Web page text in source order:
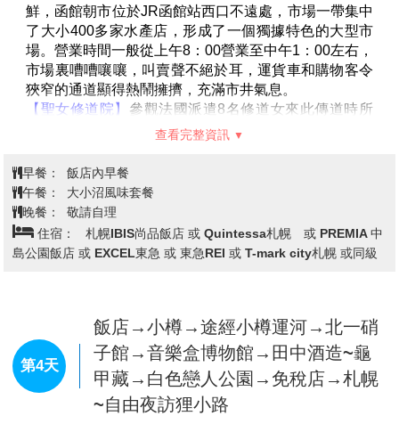
鮮，函館朝市位於JR函館站西口不遠處，市場一帶集中
了大小400多家水產店，形成了一個獨據特色的大型市
場。營業時間一般從上午8：00營業至中午1：00左右，
市場裏嘈嘈嚷嚷，叫賣聲不絕於耳，運貨車和購物客令
狹窄的通道顯得熱鬧擁擠，充滿市井氣息。
【聖女修道院】 參觀法國派遣8名修道女來此傳道時所
建的女子修道院；洋溢著濃郁的歐洲氣息。
以造型非常獨特的星狀碉堡聞名，明治維新時期支持幕
府人士，抵抗天皇軍隊最後一站（箱館戰爭1868~1869
年）的發生地點，因此在日本近代史中佔有重要地位。
【大小沼國定公園】距離函館30公里，此為道南唯一的
國定公園，也是新日本三景之一，素有北國的輕井澤之
【昭和新山】 昭和18年12月28日，周圍發生大地震，一
時天旋地轉，造成有珠山東南側火口爆發後，因為頻繁
的火山活動一直持續著，在同年11月形成了「溶岩圓頂
丘」，直到昭和20年9月20日火山活動停止後，也生成
了高407公尺的山，由於是在昭和年間發生，因此稱此
查看完整資訊
早餐：
飯店內早餐
午餐：
大小沼風味套餐
晚餐：
敬請自理
住宿：
札幌IBIS尚品飯店 或 Quintessa札幌 或 PREMIA 中
島公園飯店 或 EXCEL東急 或 東急REI 或 T-mark city札幌 或同級
第4天
飯店→小樽→途經小樽運河→北一硝
子館→音樂盒博物館→田中酒造~龜
甲藏→白色戀人公園→免稅店→札幌
~自由夜訪狸小路